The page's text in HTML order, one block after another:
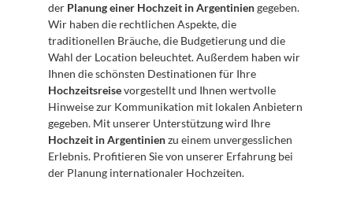
der Planung einer Hochzeit in Argentinien gegeben.
Wir haben die rechtlichen Aspekte, die
traditionellen Bräuche, die Budgetierung und die
Wahl der Location beleuchtet. Außerdem haben wir
Hochzeitsreise vorgestellt und Ihnen wertvolle
Hinweise zur Kommunikation mit lokalen Anbietern
Hochzeit in Argentinien zu einem unvergesslichen
Erlebnis. Profitieren Sie von unserer Erfahrung bei
der Planung internationaler Hochzeiten.